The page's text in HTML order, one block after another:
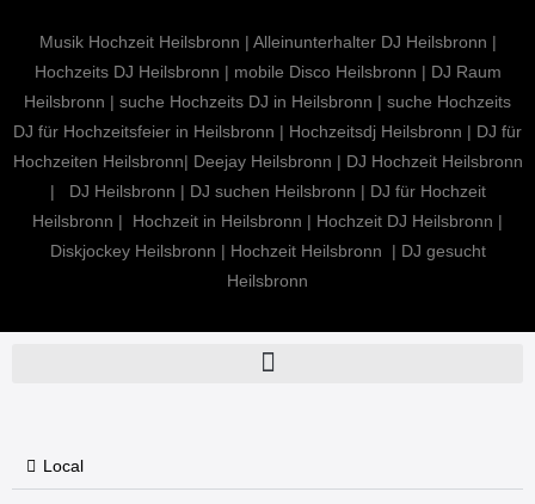
Musik Hochzeit Heilsbronn | Alleinunterhalter DJ Heilsbronn |
Hochzeits DJ Heilsbronn | mobile Disco Heilsbronn | DJ Raum
Heilsbronn | suche Hochzeits DJ in Heilsbronn | suche Hochzeits
DJ für Hochzeitsfeier in Heilsbronn | Hochzeitsdj Heilsbronn | DJ für
Hochzeiten Heilsbronn| Deejay Heilsbronn | DJ Hochzeit Heilsbronn
| DJ Heilsbronn | DJ suchen Heilsbronn | DJ für Hochzeit
Heilsbronn | Hochzeit in Heilsbronn | Hochzeit DJ Heilsbronn |
Diskjockey Heilsbronn | Hochzeit Heilsbronn | DJ gesucht
Heilsbronn
Local